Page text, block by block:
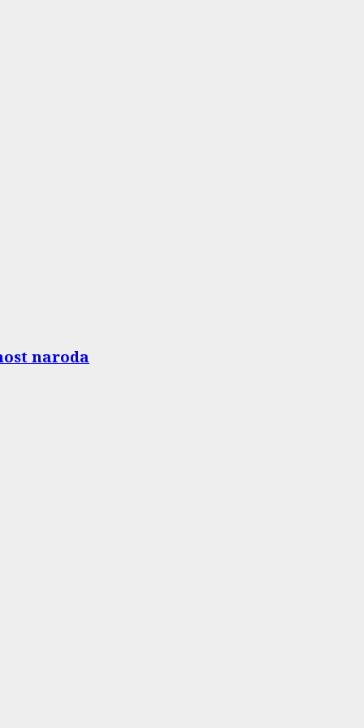
naroda